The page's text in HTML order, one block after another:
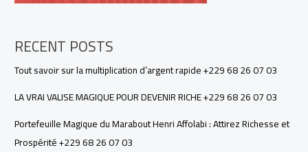
RECENT POSTS
Tout savoir sur la multiplication d’argent rapide +229 68 26 07 03
LA VRAI VALISE MAGIQUE POUR DEVENIR RICHE +229 68 26 07 03
Portefeuille Magique du Marabout Henri Affolabi : Attirez Richesse et
Prospérité +229 68 26 07 03